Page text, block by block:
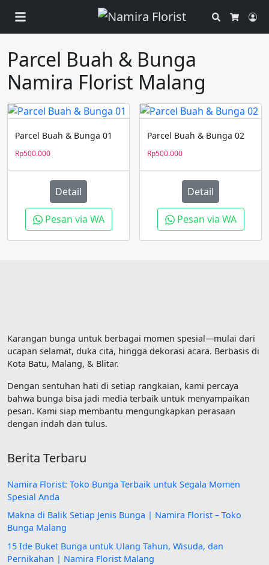
Search
Parcel Buah & Bunga
Namira Florist Malang
Parcel Buah & Bunga 01
Rp500.000
Detail
Pesan via WA
Parcel Buah & Bunga 02
Rp500.000
Detail
Pesan via WA
Karangan bunga untuk berbagai momen spesial—mulai dari
ucapan selamat, duka cita, hingga dekorasi acara. Berbasis di
Kota Batu, Malang, & Blitar.
Dengan sentuhan hati di setiap rangkaian, kami percaya
bahwa bunga bisa jadi media terbaik untuk menyampaikan
pesan. Kami siap membantu mengungkapkan perasaan
dengan indah dan tulus.
Berita Terbaru
Namira Florist: Toko Bunga Terbaik untuk Segala Momen
Spesial Anda
Makna di Balik Setiap Jenis Bunga | Namira Florist – Toko
Bunga Malang
15 Ide Buket Bunga untuk Ulang Tahun, Wisuda, dan
Pernikahan | Namira Florist Malang